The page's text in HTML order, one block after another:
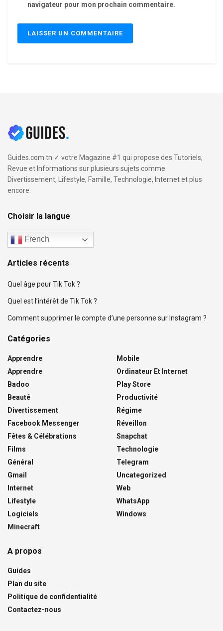
navigateur pour mon prochain commentaire.
Guides.com.tn ✓ votre Magazine #1 qui propose des Tutoriels,
Revue et Informations sur plusieurs sujets comme
Divertissement, Lifestyle, Famille, Technologie, Internet et plus
encore.
Choisir la langue
French
Articles récents
Quel âge pour Tik Tok ?
Quel est l’intérêt de Tik Tok ?
Comment supprimer le compte d’une personne sur Instagram ?
Catégories
Apprendre
Apprendre
Badoo
Beauté
Divertissement
Facebook Messenger
Fêtes & Célébrations
Films
Général
Gmail
Internet
Lifestyle
Logiciels
Minecraft
Mobile
Ordinateur Et Internet
Play Store
Productivité
Régime
Réveillon
Snapchat
Technologie
Telegram
Uncategorized
Web
WhatsApp
Windows
A propos
Guides
Plan du site
Politique de confidentialité
Contactez-nous